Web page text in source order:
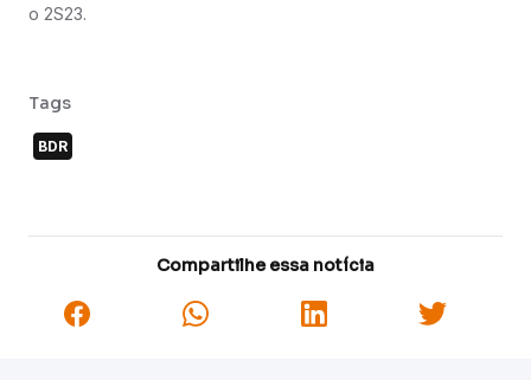
o 2S23.
Tags
BDR
Compartilhe essa notícia